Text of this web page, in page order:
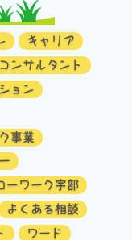
キャリア
ンサルタント
ョン
事業
ーワーク宇部
よくある相談
ワード